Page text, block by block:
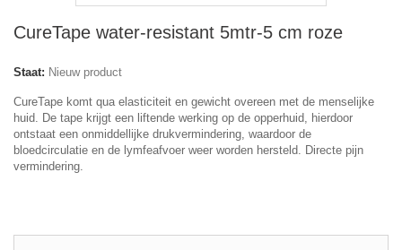
CureTape water-resistant 5mtr-5 cm roze
Staat: Nieuw product
CureTape komt qua elasticiteit en gewicht overeen met de menselijke
huid. De tape krijgt een liftende werking op de opperhuid, hierdoor
ontstaat een onmiddellijke drukvermindering, waardoor de
bloedcirculatie en de lymfeafvoer weer worden hersteld. Directe pijn
vermindering.